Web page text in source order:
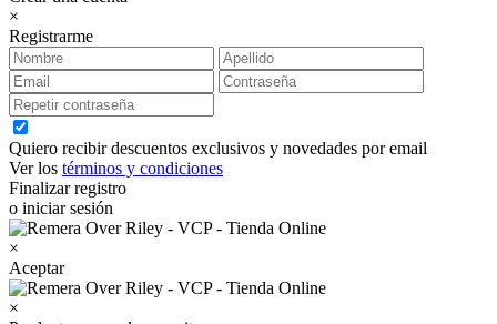
×
Registrarme
Quiero recibir descuentos exclusivos y novedades por email
Ver los términos y condiciones
Finalizar registro
o iniciar sesión
×
Aceptar
×